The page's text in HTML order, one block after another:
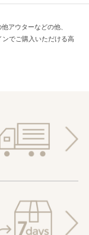
アウターなどの他、
でご購入いただける高